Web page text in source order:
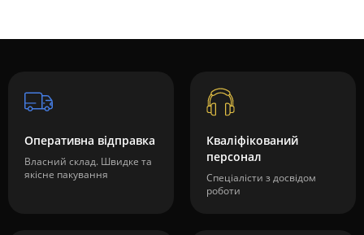
Оперативна відправка
Власний склад. Швидке та
якісне пакування
Кваліфікований
персонал
Спеціалісти з досвідом
роботи